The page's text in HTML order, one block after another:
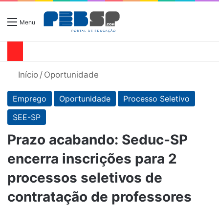
Menu
Início / Oportunidade
Emprego Oportunidade
Processo Seletivo
SEE-SP
Prazo acabando: Seduc-SP
encerra inscrições para 2
processos seletivos de
contratação de professores